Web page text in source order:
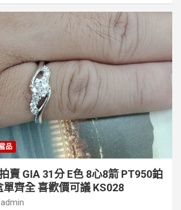
品
賣 GIA 31分 E色 8心8箭 PT950鉑
單齊全 喜歡價可議 KS028
admin